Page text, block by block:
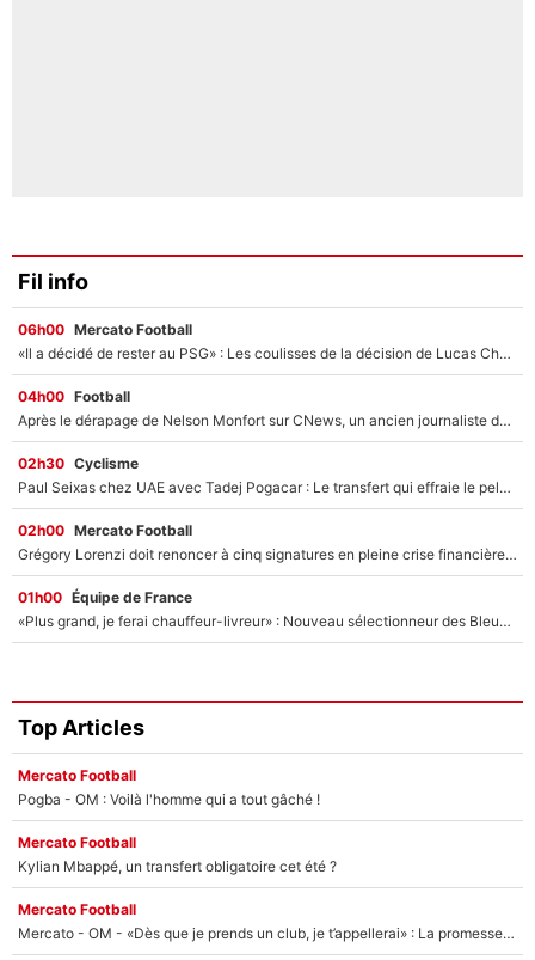
Fil info
06h00 Mercato Football
«Il a décidé de rester au PSG» : Les coulisses de la décision de Lucas Chevalier pour son transfert
04h00 Football
Après le dérapage de Nelson Monfort sur CNews, un ancien journaliste de France Télévisions relance la polémique sur les incendies en Gironde
02h30 Cyclisme
Paul Seixas chez UAE avec Tadej Pogacar : Le transfert qui effraie le peloton, «c’est la pire des choses qui puisse arriver»
02h00 Mercato Football
Grégory Lorenzi doit renoncer à cinq signatures en pleine crise financière : L’IA propose sept noms à l’OM pour un mercato réussi... à seulement 5M€ !
01h00 Équipe de France
«Plus grand, je ferai chauffeur-livreur» : Nouveau sélectionneur des Bleus, Zinédine Zidane s’était imaginé un avenir très différent lorsqu'il était enfant
Top Articles
Mercato Football
Pogba - OM : Voilà l'homme qui a tout gâché !
Mercato Football
Kylian Mbappé, un transfert obligatoire cet été ?
Mercato Football
Mercato - OM - «Dès que je prends un club, je t’appellerai» : La promesse de Marcelino au moment de claquer la porte